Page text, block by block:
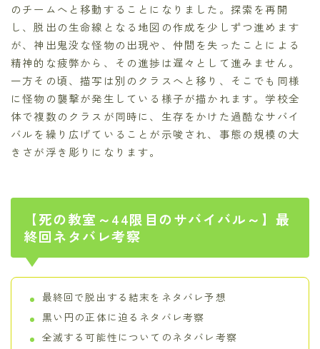
のチームへと移動することになりました。探索を再開
し、脱出の生命線となる地図の作成を少しずつ進めます
が、神出鬼没な怪物の出現や、仲間を失ったことによる
精神的な疲弊から、その進捗は遅々として進みません。
一方その頃、描写は別のクラスへと移り、そこでも同様
に怪物の襲撃が発生している様子が描かれます。学校全
体で複数のクラスが同時に、生存をかけた過酷なサバイ
バルを繰り広げていることが示唆され、事態の規模の大
きさが浮き彫りになります。
【死の教室～44限目のサバイバル～】最
終回ネタバレ考察
最終回で脱出する結末をネタバレ予想
黒い円の正体に迫るネタバレ考察
全滅する可能性についてのネタバレ考察